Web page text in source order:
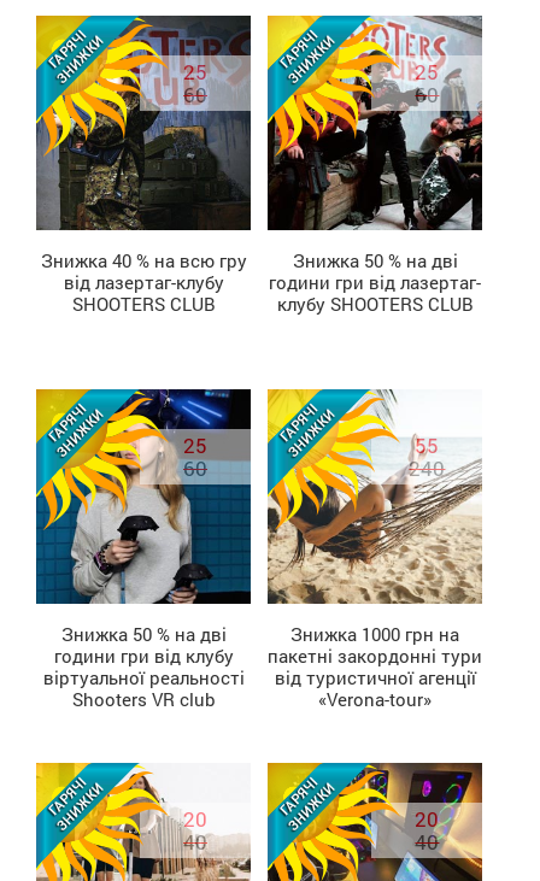
25
60
Знижка 40 % на всю гру
від лазертаг-клубу
SHOOTERS CLUB
ДІЗНАТИСЬ БІЛЬШЕ
25
60
Знижка 50 % на дві
години гри від лазертаг-
клубу SHOOTERS CLUB
ДІЗНАТИСЬ БІЛЬШЕ
25
60
Знижка 50 % на дві
години гри від клубу
віртуальної реальності
Shooters VR club
ДІЗНАТИСЬ БІЛЬШЕ
55
240
Знижка 1000 грн на
пакетні закордонні тури
від туристичної агенції
«Verona-tour»
ДІЗНАТИСЬ БІЛЬШЕ
20
40
20
40